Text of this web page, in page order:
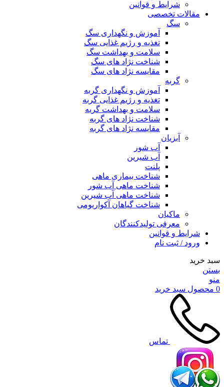
شرایط و قوانین
مقالات تخصصی
سگ
آموزش و نگهداری سگ
تغذیه و رژیم غذایی سگ
سلامت و بهداشت سگ
شناخت نژاد های سگ
مقایسه نژاد های سگ
گربه
آموزش و نگهداری گربه
تغذیه و رژیم غذایی گربه
سلامت و بهداشت گربه
شناخت نژاد های گربه
مقایسه نژاد های گربه
آبزیان
آب شور
آب شیرین
پلنت
شناخت بیماری ماهی
شناخت ماهی آب شور
شناخت ماهی آب شیرین
شناخت گیاهان آکواریومی
ماکیان
معرفی تولیدکنندگان
شرایط و قوانین
ورود / ثبت نام
سبد خرید
بستن
منو
0 محصول سبد خرید
تماس